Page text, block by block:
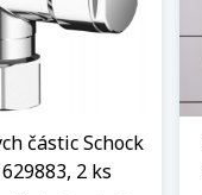
částic Schock
2 ks